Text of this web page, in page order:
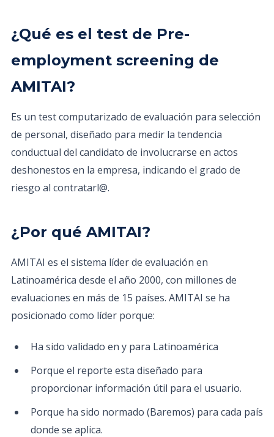
¿Qué es el test de Pre-
employment screening de
AMITAI?
Es un test computarizado de evaluación para selección
de personal, diseñado para medir la tendencia
conductual del candidato de involucrarse en actos
deshonestos en la empresa, indicando el grado de
riesgo al contratarl@.
¿Por qué AMITAI?
AMITAI es el sistema líder de evaluación en
Latinoamérica desde el año 2000, con millones de
evaluaciones en más de 15 países. AMITAI se ha
posicionado como líder porque:
Ha sido validado en y para Latinoamérica
Porque el reporte esta diseñado para
proporcionar información útil para el usuario.
Porque ha sido normado (Baremos) para cada país
donde se aplica.